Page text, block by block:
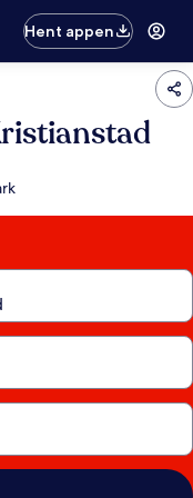
Hent appen